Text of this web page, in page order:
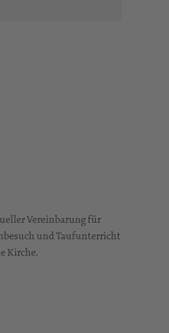
Vereinbarung für
und Taufunterricht
Kirche.